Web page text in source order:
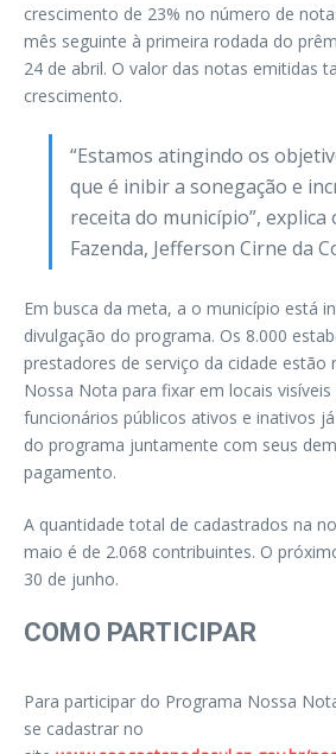
crescimento de 23% no número de
mês seguinte à primeira rodada do
24 de abril. O valor das notas emitidas
crescimento.
“Estamos atingindo os
que é inibir a sonegação e
receita do município”, explica
Fazenda, Jefferson Cirne da
Em busca da meta, a o município está
divulgação do programa. Os 8.000
prestadores de serviço da cidade estão
Nossa Nota para fixar em locais
funcionários públicos ativos e inativos
do programa juntamente com seus
pagamento.
A quantidade total de cadastrados na
maio é de 2.068 contribuintes. O
30 de junho.
COMO PARTICIPAR
Para participar do Programa Nossa
se cadastrar no